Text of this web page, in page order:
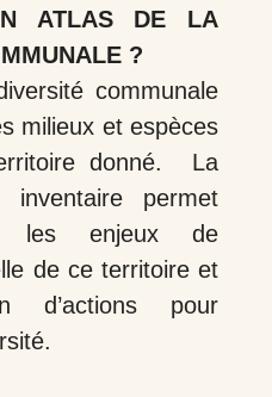
ATLAS DE LA
?
communale
milieux et espèces
donné. La
permet
les enjeux de
de ce territoire et
d’actions pour